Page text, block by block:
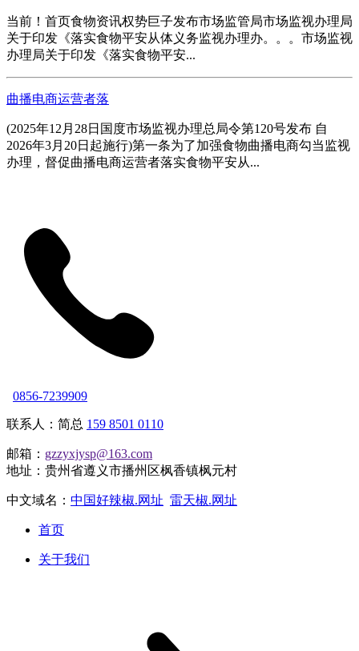
当前！首页食物资讯权势巨子发布市场监管局市场监视办理局
关于印发《落实食物平安从体义务监视办理办。。。市场监视
办理局关于印发《落实食物平安...
曲播电商运营者落
(2025年12月28日国度市场监视办理总局令第120号发布 自
2026年3月20日起施行)第一条为了加强食物曲播电商勾当监视
办理，督促曲播电商运营者落实食物平安从...
0856-7239909
联系人：简总 159 8501 0110
邮箱： gzzyxjysp@163.com
地址：贵州省遵义市播州区枫香镇枫元村
中文域名： 中国好辣椒.网址 雷天椒.网址
首页
关于我们